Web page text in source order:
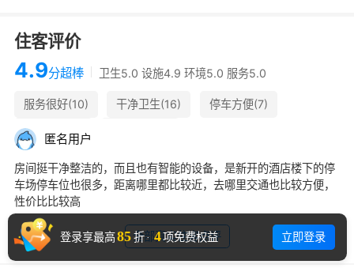
登录享最高85折· 4项免费权益 立即登录
住客评价
4.9分超棒 卫生5.0 设施4.9 环境5.0 服务5.0
服务很好(10) 干净卫生(16)
停车方便(7)
体验很棒(6)
匿名用户
房间挺干净整洁的，而且也有智能的设备，是新开的酒店楼下的停
车场停车位也很多，距离哪里都比较近，去哪里交通也比较方便，
性价比比较高
全部真实住客点评